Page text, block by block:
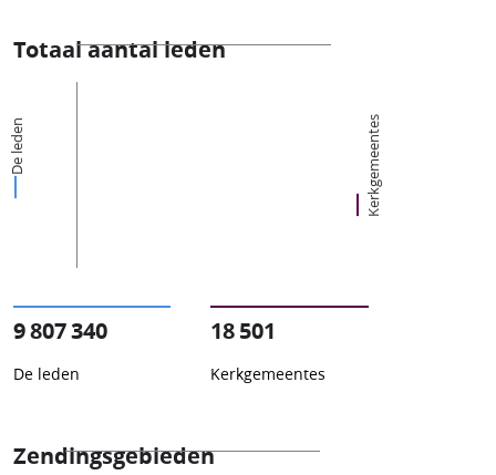
Totaal aantal leden
De leden Kerkgemeentes
9 807 340
De leden
18 501
Kerkgemeentes
Zendingsgebieden